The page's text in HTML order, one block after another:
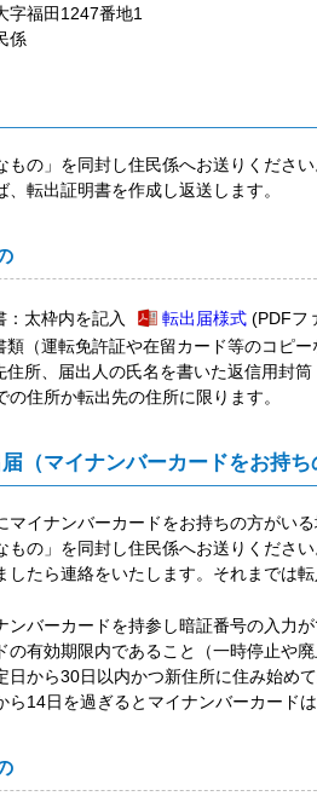
字福田1247番地1
係
の」を同封し住民係へお送りください
転出証明書を作成し返送します。
太枠内を記入 転出届様式 (PDFフ
（運転免許証や在留カード等のコピー
住所、届出人の氏名を書いた返信用封筒
住所か転出先の住所に限ります。
（マイナンバーカードをお持ち
マイナンバーカードをお持ちの方がい
の」を同封し住民係へお送りください
たら連絡をいたします。 それまでは
ンバーカードを持参し暗証番号の入力が
の有効期限内であること（一時停止や廃
日から30日以内かつ新住所に住み始め
ら14日を過ぎるとマイナンバーカード